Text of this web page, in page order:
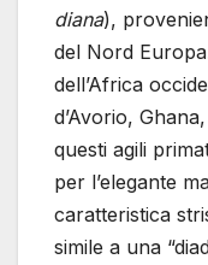
diana),
del Nord
dell’Africa
d’Avorio,
questi agili
per l’elegante
caratteristica
simile a una